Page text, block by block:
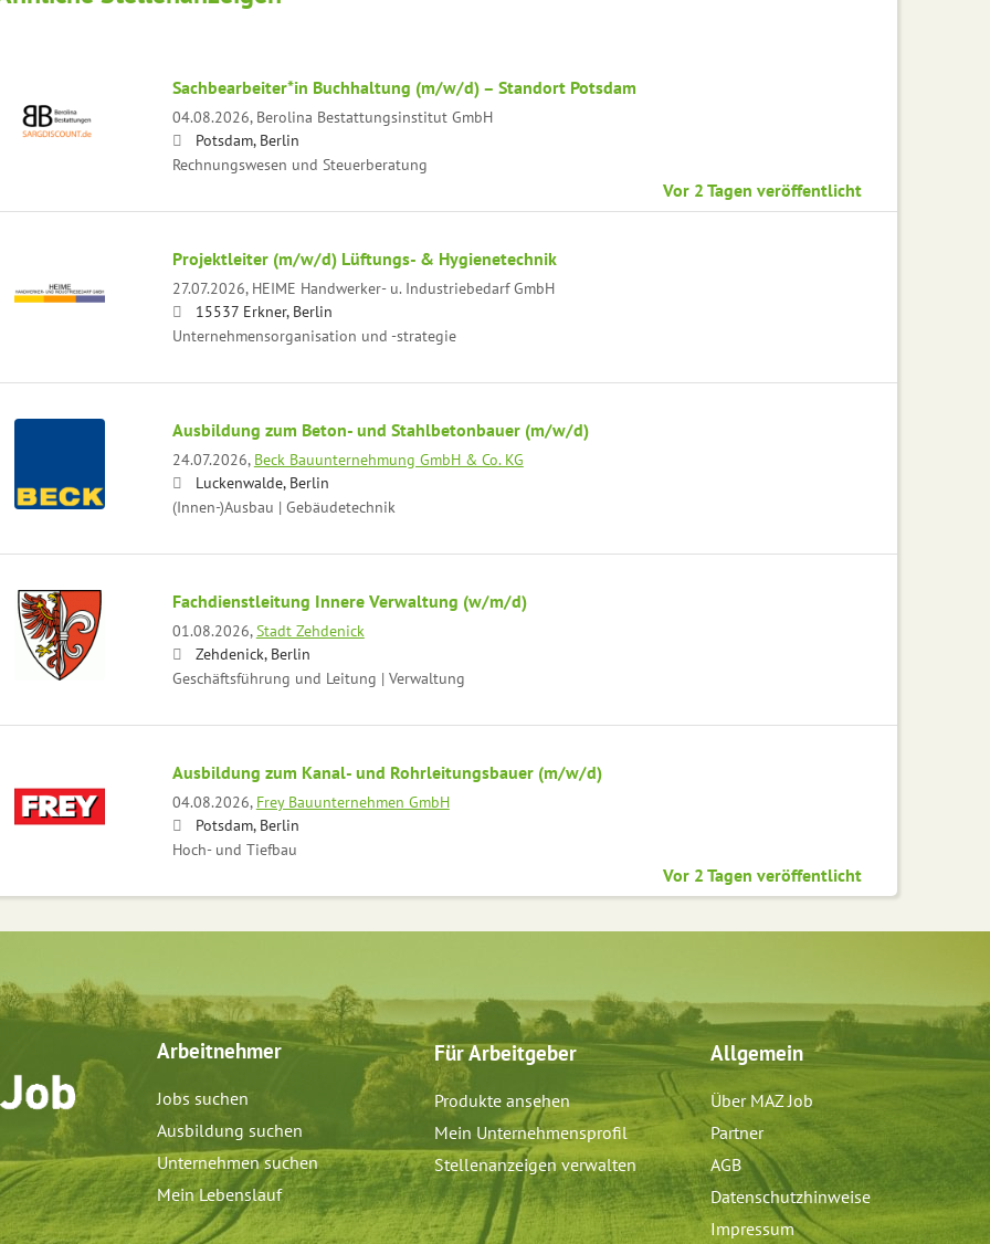
Sachbearbeiter*in Buchhaltung (m/w/d) – Standort Potsdam
04.08.2026, Berolina Bestattungsinstitut GmbH
Potsdam, Berlin
Rechnungswesen und Steuerberatung
Vor 2 Tagen veröffentlicht
Projektleiter (m/w/d) Lüftungs- & Hygienetechnik
27.07.2026, HEIME Handwerker- u. Industriebedarf GmbH
15537 Erkner, Berlin
Unternehmensorganisation und -strategie
Ausbildung zum Beton- und Stahlbetonbauer (m/w/d)
24.07.2026, Beck Bauunternehmung GmbH & Co. KG
Luckenwalde, Berlin
(Innen-)Ausbau | Gebäudetechnik
Fachdienstleitung Innere Verwaltung (w/m/d)
01.08.2026, Stadt Zehdenick
Zehdenick, Berlin
Geschäftsführung und Leitung | Verwaltung
Ausbildung zum Kanal- und Rohrleitungsbauer (m/w/d)
04.08.2026, Frey Bauunternehmen GmbH
Potsdam, Berlin
Hoch- und Tiefbau
Vor 2 Tagen veröffentlicht
Arbeitnehmer
Jobs suchen
Ausbildung suchen
Unternehmen suchen
Mein Lebenslauf
Für Arbeitgeber
Produkte ansehen
Mein Unternehmensprofil
Stellenanzeigen verwalten
Allgemein
Über MAZ Job
Partner
AGB
Datenschutzhinweise
Impressum